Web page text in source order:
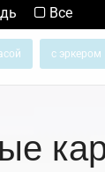
Все
с эркером